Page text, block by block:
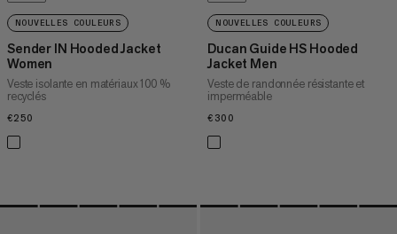
NOUVELLES COULEURS
Sender IN Hooded Jacket
Women
Veste isolante en matériaux 100 %
recyclés
€250
NOUVELLES COULEURS
Ducan Guide HS Hooded
Jacket Men
Veste de randonnée résistante et
imperméable
€300